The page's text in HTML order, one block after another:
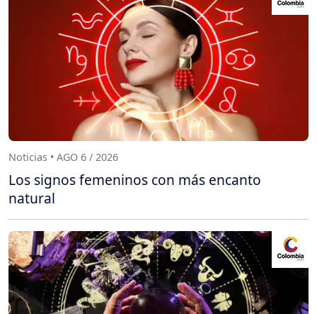
Noticias • AGO 6 / 2026
Los signos femeninos con más encanto
natural